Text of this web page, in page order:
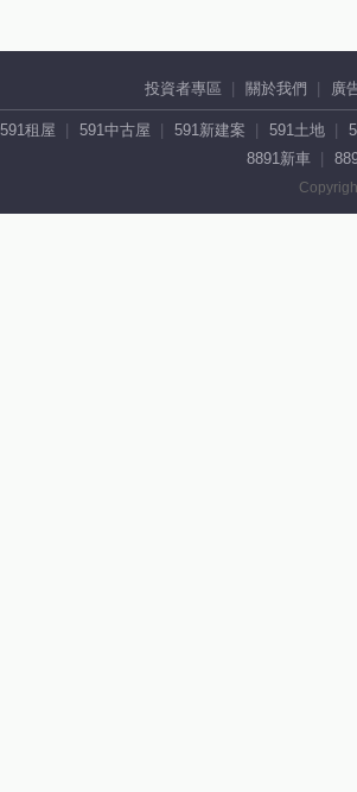
投資者專區 關於我們 廣
591租屋 591中古屋 591新建案 591土地
8891新車